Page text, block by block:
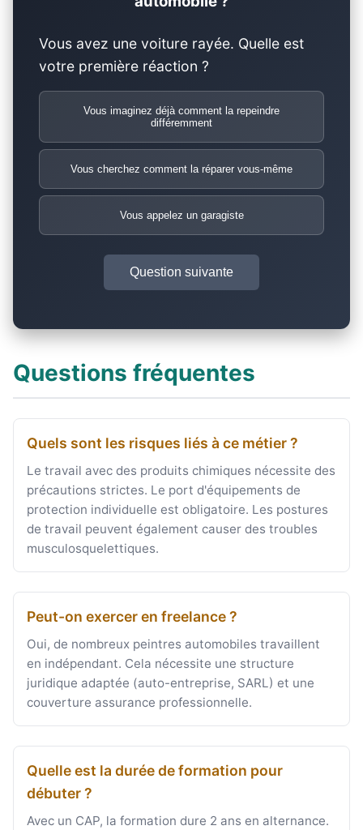
Vous avez une voiture rayée. Quelle est
votre première réaction ?
Vous imaginez déjà comment la repeindre
différemment
Vous cherchez comment la réparer vous-même
Vous appelez un garagiste
Question suivante
Questions fréquentes
Quels sont les risques liés à ce métier ?
Le travail avec des produits chimiques nécessite des
précautions strictes. Le port d'équipements de
protection individuelle est obligatoire. Les postures
de travail peuvent également causer des troubles
musculosquelettiques.
Peut-on exercer en freelance ?
Oui, de nombreux peintres automobiles travaillent
en indépendant. Cela nécessite une structure
juridique adaptée (auto-entreprise, SARL) et une
couverture assurance professionnelle.
Quelle est la durée de formation pour
débuter ?
Avec un CAP, la formation dure 2 ans en alternance.